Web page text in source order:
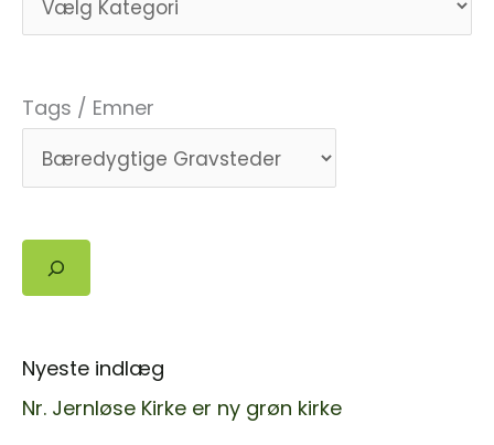
Grøn
Kirkegård!
Tags / Emner
Søg
Nyeste indlæg
Nr. Jernløse Kirke er ny grøn kirke